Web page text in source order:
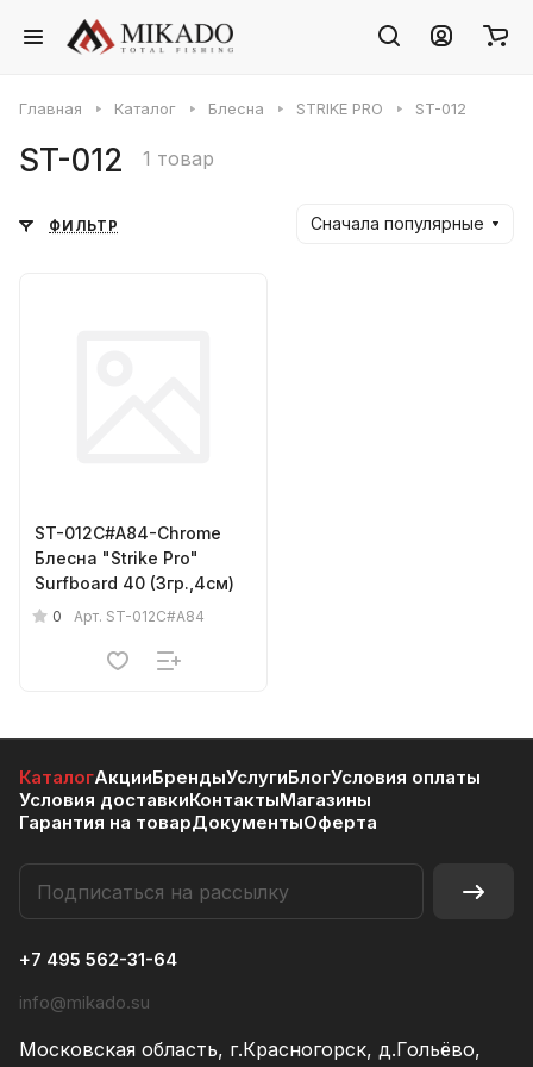
Главная Каталог Блесна STRIKE PRO ST-012
ST-012 1 товар
ФИЛЬТР Сначала популярные
ST-012C#A84-Chrome
Блесна "Strike Pro"
Surfboard 40 (3гр.,4см)
0 Арт. ST-012C#A84
КаталогАкцииБрендыУслугиБлогУсловия оплаты
Условия доставкиКонтактыМагазины
Гарантия на товарДокументыОферта
+7 495 562-31-64
info@mikado.su
Московская область, г.Красногорск, д.Гольёво,